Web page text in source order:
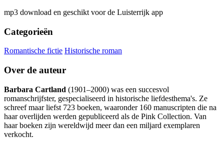
mp3 download en geschikt voor de Luisterrijk app
Categorieën
Romantische fictie Historische roman
Over de auteur
Barbara Cartland (1901–2000) was een succesvol
romanschrijfster, gespecialiseerd in historische liefdesthema's. Ze
schreef maar liefst 723 boeken, waaronder 160 manuscripten die na
haar overlijden werden gepubliceerd als de Pink Collection. Van
haar boeken zijn wereldwijd meer dan een miljard exemplaren
verkocht.